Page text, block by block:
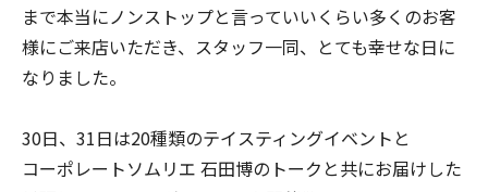
まで本当にノンストップと言っていいくらい多くのお客
様にご来店いただき、スタッフ一同、とても幸せな日に
なりました。
30日、31日は20種類のテイスティングイベントと
コーポレートソムリエ 石田博のトークと共にお届けした